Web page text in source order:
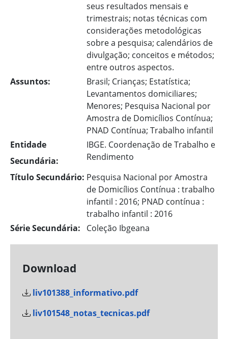
seus resultados mensais e
trimestrais; notas técnicas com
considerações metodológicas
sobre a pesquisa; calendários de
divulgação; conceitos e métodos;
entre outros aspectos.
Assuntos:
Brasil; Crianças; Estatística;
Levantamentos domiciliares;
Menores; Pesquisa Nacional por
Amostra de Domicílios Contínua;
PNAD Contínua; Trabalho infantil
Entidade
Secundária:
IBGE. Coordenação de Trabalho e
Rendimento
Título Secundário: Pesquisa Nacional por Amostra
de Domicílios Contínua : trabalho
infantil : 2016; PNAD contínua :
trabalho infantil : 2016
Série Secundária:
Coleção Ibgeana
Download
liv101388_informativo.pdf
liv101548_notas_tecnicas.pdf